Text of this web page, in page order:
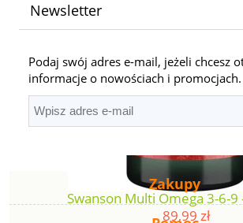
Swanson Multi Omega 3-6-9
89,99 zł
Newsletter
Podaj swój adres e-mail, jeżeli chcesz
informacje o nowościach i promocjach.
Zakupy